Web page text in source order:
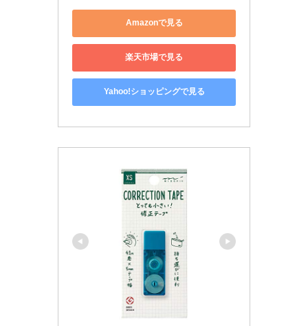
Amazonで見る
楽天市場で見る
Yahoo!ショッピングで見る